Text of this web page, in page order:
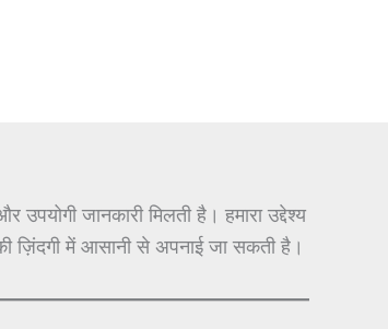
जानकारी मिलती है। हमारा उद्देश्य
ज़िंदगी में आसानी से अपनाई जा सकती है।